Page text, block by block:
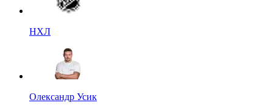
НХЛ
Олександр Усик